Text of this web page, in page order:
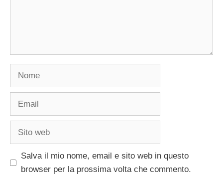
Nome
Email
Sito
Salva il mio nome, email e sito web in questo
browser per la prossima volta che commento.